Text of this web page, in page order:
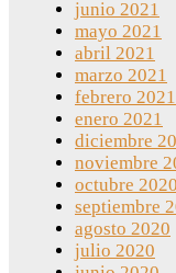
junio 2021
mayo 2021
abril 2021
marzo 2021
febrero 2021
enero 2021
diciembre
noviembre
octubre 2020
septiembre
agosto 2020
julio 2020